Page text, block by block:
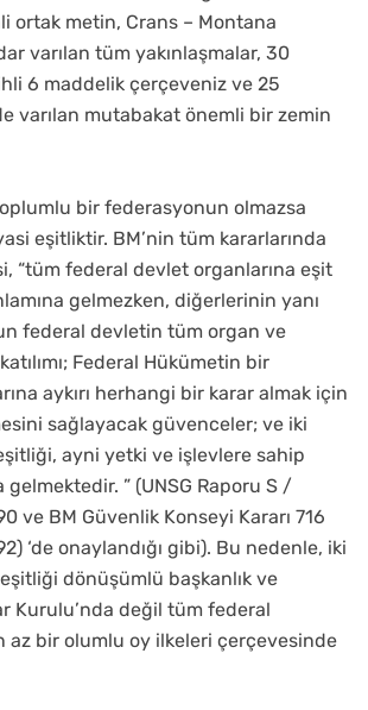
ortak metin, Crans – Montana
varılan tüm yakınlaşmalar, 30
6 maddelik çerçeveniz ve 25
varılan mutabakat önemli bir zemin
bir federasyonun olmazsa
eşitliktir. BM’nin tüm kararlarında
“tüm federal devlet organlarına eşit
gelmezken, diğerlerinin yanı
federal devletin tüm organ ve
Federal Hükümetin bir
aykırı herhangi bir karar almak için
sağlayacak güvenceler; ve iki
ayni yetki ve işlevlere sahip
gelmektedir. ” (UNSG Raporu S /
ve BM Güvenlik Konseyi Kararı 716
‘de onaylandığı gibi). Bu nedenle, iki
dönüşümlü başkanlık ve
Kurulu’nda değil tüm federal
az bir olumlu oy ilkeleri çerçevesinde